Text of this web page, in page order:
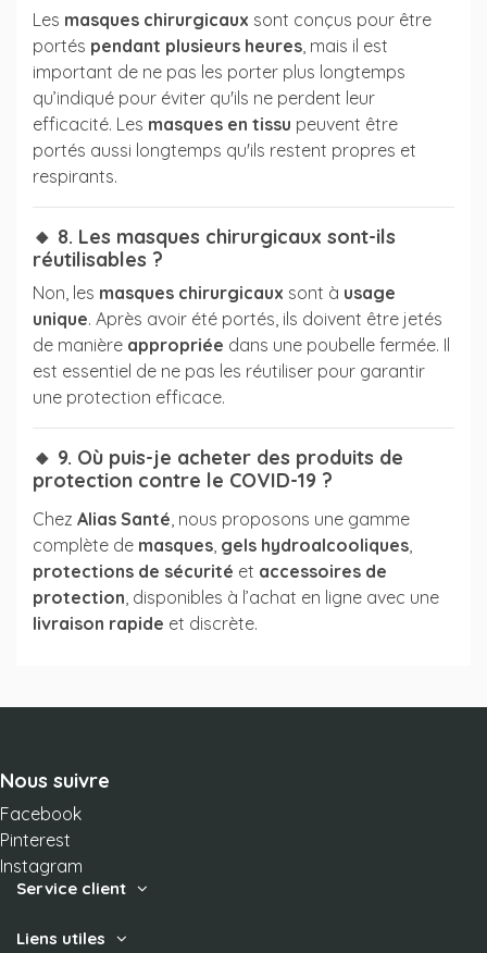
Les masques chirurgicaux sont conçus pour être
portés pendant plusieurs heures , mais il est
important de ne pas les porter plus longtemps
qu’indiqué pour éviter qu'ils ne perdent leur
efficacité. Les masques en tissu peuvent être
portés aussi longtemps qu'ils restent propres et
respirants.
🔸 8. Les masques chirurgicaux sont-ils
réutilisables ?
Non, les masques chirurgicaux sont à usage
unique. Après avoir été portés, ils doivent être jetés
de manière appropriée dans une poubelle fermée. Il
est essentiel de ne pas les réutiliser pour garantir
une protection efficace.
🔸 9. Où puis-je acheter des produits de
protection contre le COVID-19 ?
Chez Alias Santé , nous proposons une gamme
complète de masques gels hydroalcooliques
protections de sécurité et accessoires de
protection , disponibles à l’achat en ligne avec une
livraison rapide et discrète.
Nous suivre
Facebook
Pinterest
Instagram
Service client
Liens utiles